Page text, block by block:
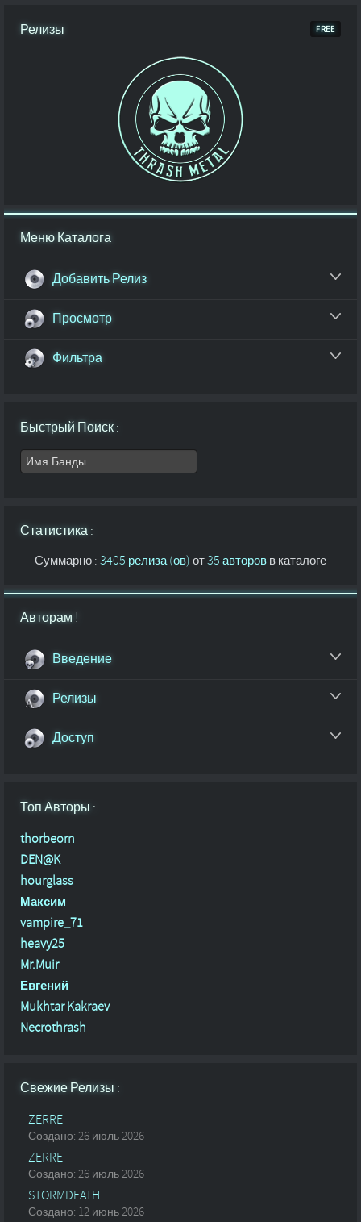
Релизы
Меню Каталога
Добавить Релиз
Просмотр
Фильтра
Быстрый Поиск :
Статистика :
Суммарно : 3405 релиза (ов) от35 авторов в каталоге
Авторам !
Введение
Релизы
Доступ
Топ Авторы :
thorbeorn
DEN@K
hourglass
Максим
vampire_71
heavy25
Mr.Muir
Евгений
Mukhtar Kakraev
Necrothrash
Свежие Релизы :
ZERRE
Создано: 26 июль 2026
ZERRE
Создано: 26 июль 2026
STORMDEATH
Создано: 12 июнь 2026